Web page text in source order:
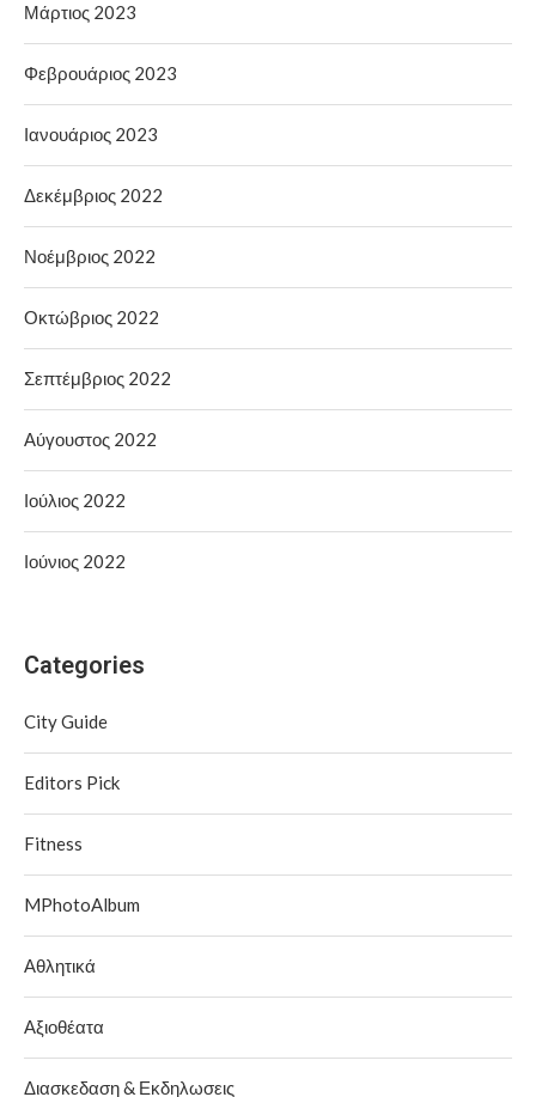
Μάρτιος 2023
Φεβρουάριος 2023
Ιανουάριος 2023
Δεκέμβριος 2022
Νοέμβριος 2022
Οκτώβριος 2022
Σεπτέμβριος 2022
Αύγουστος 2022
Ιούλιος 2022
Ιούνιος 2022
Categories
City Guide
Editors Pick
Fitness
MPhotoAlbum
Αθλητικά
Αξιοθέατα
Διασκεδαση & Εκδηλωσεις